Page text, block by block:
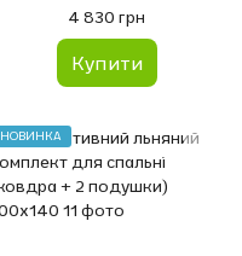
4 830 грн
Купити
НОВИНКА